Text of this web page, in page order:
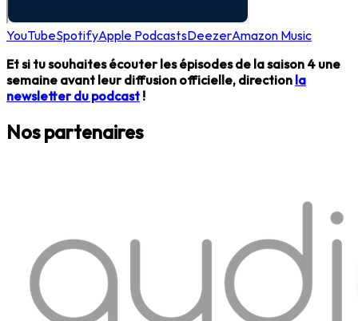
YouTubeSpotifyApple PodcastsDeezerAmazon Music
Et si tu souhaites écouter les épisodes de la saison 4 une
semaine avant leur diffusion officielle, direction la
newsletter du podcast !
Nos partenaires